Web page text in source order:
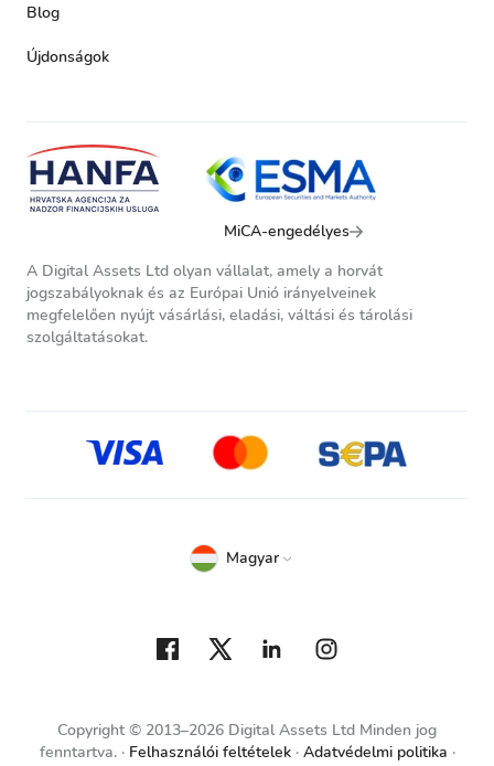
Blog
Újdonságok
MiCA-engedélyes
A Digital Assets Ltd olyan vállalat, amely a horvát
jogszabályoknak és az Európai Unió irányelveinek
megfelelően nyújt vásárlási, eladási, váltási és tárolási
szolgáltatásokat.
Copyright © 2013–2026 Digital Assets Ltd Minden jog
fenntartva.
Felhasználói feltételek
Adatvédelmi politika
Magyar